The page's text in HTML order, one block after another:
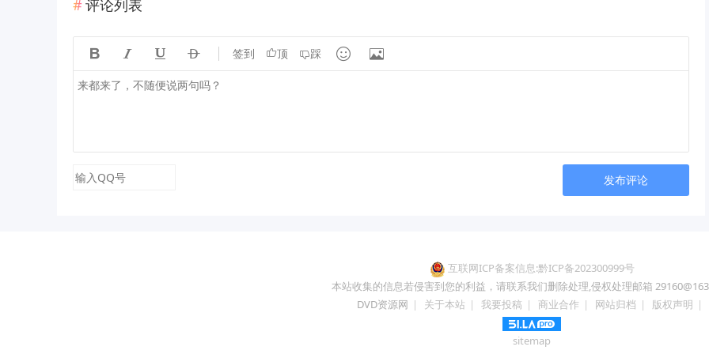
评论列表
    签到 顶 踩  
发布评论
互联网ICP备案信息:黔ICP备202300999号
本站收集的信息若侵害到您的利益，请联系我们删除处理,侵权处理邮箱
DVD资源网 | 关于本站 | 我要投稿 | 商业合作 | 网站归档 | 版权声明 |
sitemap